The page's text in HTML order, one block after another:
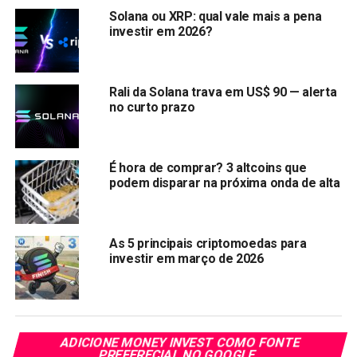
Solana alcançou seu menor patamar em um ano.
Fonte: CoinMarketcap
Opreço do token Solana
conformedados
correções, analistas destacam uma zona de demanda
sólida, projetando um salto de 100% que pode levar o
Solana ou XRP: qual vale mais a pena
investir em 2026?
Rali da Solana trava em US$ 90 — alerta
no curto prazo
É hora de comprar? 3 altcoins que
podem disparar na próxima onda de alta
As 5 principais criptomoedas para
investir em março de 2026
ADICIONE MONEY INVEST COMO FONTE